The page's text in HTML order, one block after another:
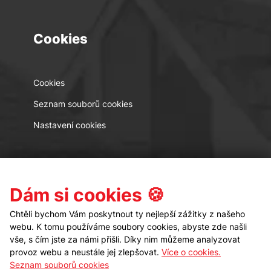
Cookies
Cookies
Seznam souborů cookies
Nastavení cookies
Kontakt Sledujte nás
Dám si cookies 🍪
Chtěli bychom Vám poskytnout ty nejlepší zážitky z našeho
webu. K tomu používáme soubory cookies, abyste zde našli
vše, s čím jste za námi přišli. Díky nim můžeme analyzovat
provoz webu a neustále jej zlepšovat. Více o cookies.
Seznam souborů cookies